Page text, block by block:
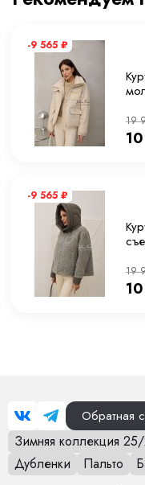
Комплектация
Покрой Прямой
1.2 кг
-9 565 ₽
19
-9 565 ₽
19
Обратная
Зимняя коллекция
Дубленки
Пальто